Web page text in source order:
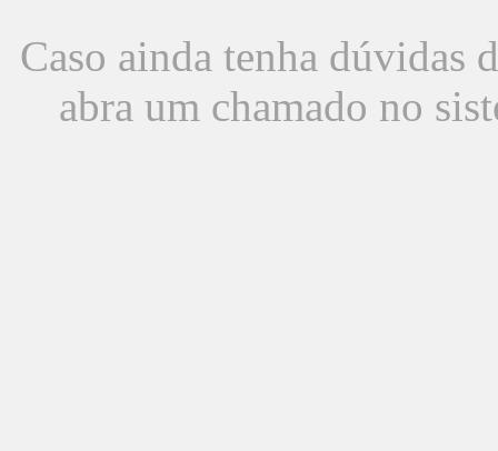
Caso ainda tenha dúvidas
abra um chamado no